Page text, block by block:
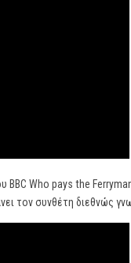
ΒΒC Who pays the
τον συνθέτη διεθνώς